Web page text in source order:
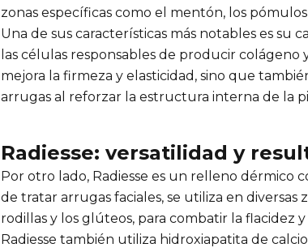
zonas específicas como el mentón, los
Una de sus características más notables es su
las células responsables de producir colágeno
mejora la firmeza y elasticidad, sino que
arrugas al reforzar la estructura interna de la
Radiesse: versatilidad y
Por otro lado, Radiesse es un relleno dérmico
de tratar arrugas faciales, se utiliza en diversas
rodillas y los glúteos, para combatir la flacidez
Radiesse también utiliza hidroxiapatita de